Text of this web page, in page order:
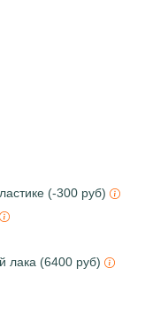
(-300 руб)
лака (6400 руб)